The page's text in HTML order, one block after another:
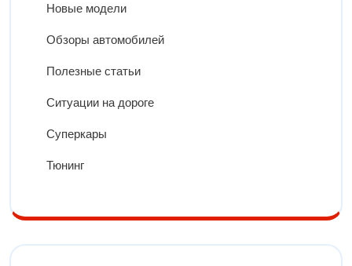
Новые модели
Обзоры автомобилей
Полезные статьи
Ситуации на дороге
Суперкары
Тюнинг